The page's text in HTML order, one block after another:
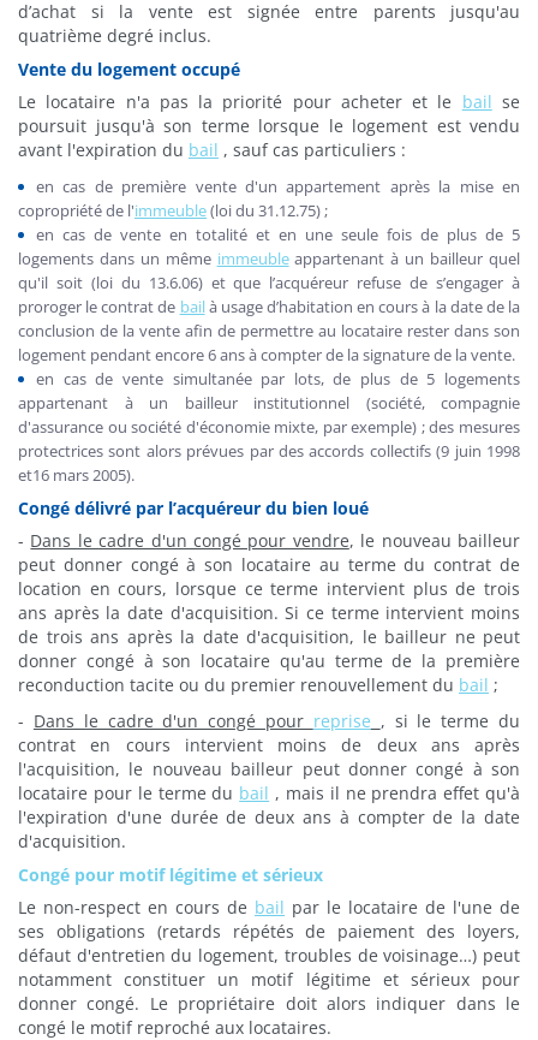
d’achat si la vente est signée entre parents jusqu'au
quatrième degré inclus.
Vente du logement occupé
Le locataire n'a pas la priorité pour acheter et le bail se
poursuit jusqu'à son terme lorsque le logement est vendu
avant l'expiration du bail , sauf cas particuliers :
en cas de première vente d'un appartement après la mise en
copropriété de l'immeuble(loi du 31.12.75) ;
en cas de vente en totalité et en une seule fois de plus de 5
logements dans un même immeubleappartenant à un bailleur quel
qu'il soit (loi du 13.6.06) et que l’acquéreur refuse de s’engager à
proroger le contrat de bailà usage d’habitation en cours à la date de la
conclusion de la vente afin de permettre au locataire rester dans son
logement pendant encore 6 ans à compter de la signature de la vente.
en cas de vente simultanée par lots, de plus de 5 logements
appartenant à un bailleur institutionnel (société, compagnie
d'assurance ou société d'économie mixte, par exemple) ; des mesures
protectrices sont alors prévues par des accords collectifs (9 juin 1998
et16 mars 2005).
Congé délivré par l’acquéreur du bien loué
- Dans le cadre d'un congé pour vendre, le nouveau bailleur
peut donner congé à son locataire au terme du contrat de
location en cours, lorsque ce terme intervient plus de trois
ans après la date d'acquisition. Si ce terme intervient moins
de trois ans après la date d'acquisition, le bailleur ne peut
donner congé à son locataire qu'au terme de la première
reconduction tacite ou du premier renouvellement du bail ;
- Dans le cadre d'un congé pour reprise , si le terme du
contrat en cours intervient moins de deux ans après
l'acquisition, le nouveau bailleur peut donner congé à son
locataire pour le terme du bail , mais il ne prendra effet qu'à
l'expiration d'une durée de deux ans à compter de la date
d'acquisition.
Congé pour motif légitime et sérieux
Le non-respect en cours de bail par le locataire de l'une de
ses obligations (retards répétés de paiement des loyers,
défaut d'entretien du logement, troubles de voisinage…) peut
notamment constituer un motif légitime et sérieux pour
donner congé. Le propriétaire doit alors indiquer dans le
congé le motif reproché aux locataires.